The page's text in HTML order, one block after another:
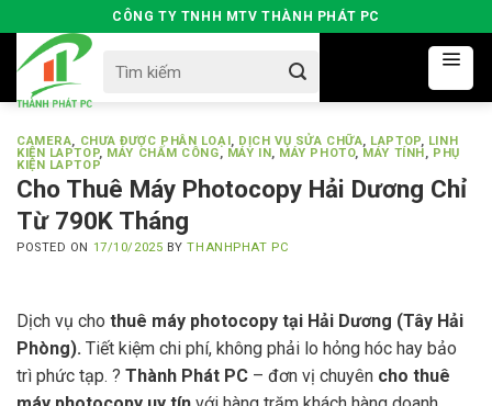
to
content
CÔNG TY TNHH MTV THÀNH PHÁT PC
for:
CAMERA, CHƯA ĐƯỢC PHÂN LOẠI, DỊCH VỤ SỬA CHỮA, LAPTOP, LINH
KIỆN LAPTOP, MÁY CHẤM CÔNG, MÁY IN, MÁY PHOTO, MÁY TÍNH, PHỤ
KIỆN LAPTOP
Cho Thuê Máy Photocopy Hải Dương Chỉ
Từ 790K Tháng
POSTED ON 17/10/2025 BYTHANHPHAT PC
Dịch vụ cho thuê máy photocopy tại Hải Dương (Tây Hải
Phòng). Tiết kiệm chi phí, không phải lo hỏng hóc hay bảo
trì phức tạp. ? Thành Phát PC – đơn vị chuyên cho thuê